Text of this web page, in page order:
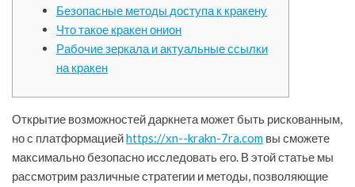
Безопасные методы доступа к кракену
Что такое кракен онион
Рабочие зеркала и актуальные ссылки
на кракен
Открытие возможностей даркнета может быть рискованным,
но с платформациейhttps://xn--krakn-7ra.com вы сможете
максимально безопасно исследовать его. В этой статье мы
рассмотрим различные стратегии и методы, позволяющие